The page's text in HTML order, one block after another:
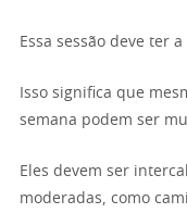
Essa sessão deve ter
Isso significa que
semana podem ser
Eles devem ser
moderadas, como